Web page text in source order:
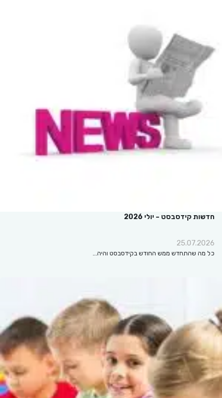
חדשות קידסבסט – יולי 2026
25.07.2026
כל מה שהתחדש ממש החודש בקידסבסט והיה…